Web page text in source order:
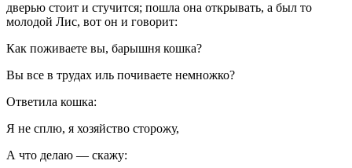
дверью стоит и стучится; пошла она открывать, а был то
молодой Лис, вот он и говорит:
Как поживаете вы, барышня кошка?
Вы все в трудах иль почиваете немножко?
Ответила кошка:
Я не сплю, я хозяйство сторожу,
А что делаю — скажу: